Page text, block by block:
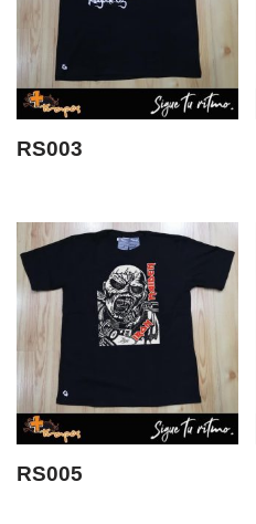
RS003
RS005